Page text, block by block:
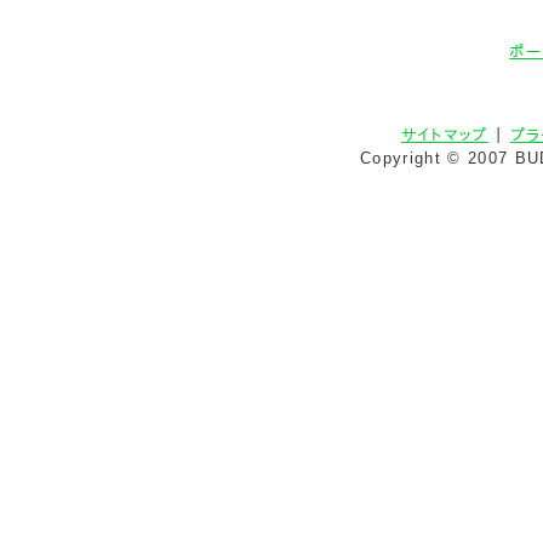
ポ
サイトマップ
プ
Copyright © 2007